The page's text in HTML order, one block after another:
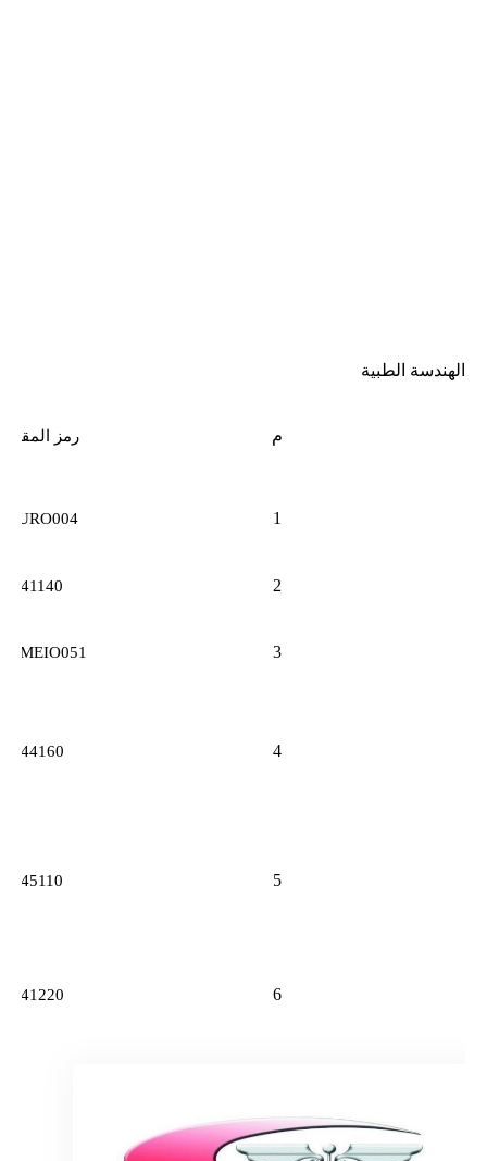
الهندسة الطبية
م رمز المقرر
1
AURO004
2
41140
3
4
44160
5
45110
6
41220